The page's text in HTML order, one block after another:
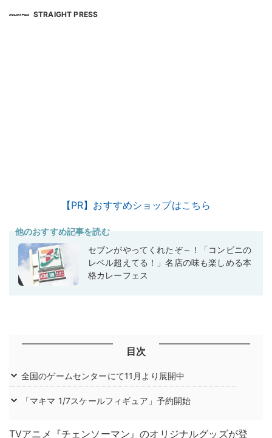
STRAIGHT PRESS
【PR】おすすめショップはこちら
他のおすすめ記事を読む
セブンがやってくれたぞ～！「コンビニの
レベル超えてる！」名店の味も楽しめる本
格カレーフェス
目次
全国のゲームセンターにて11月より展開中
「マキマ 1/7スケールフィギュア」予約開始
TVアニメ『チェンソーマン』のオリジナルグッズが登